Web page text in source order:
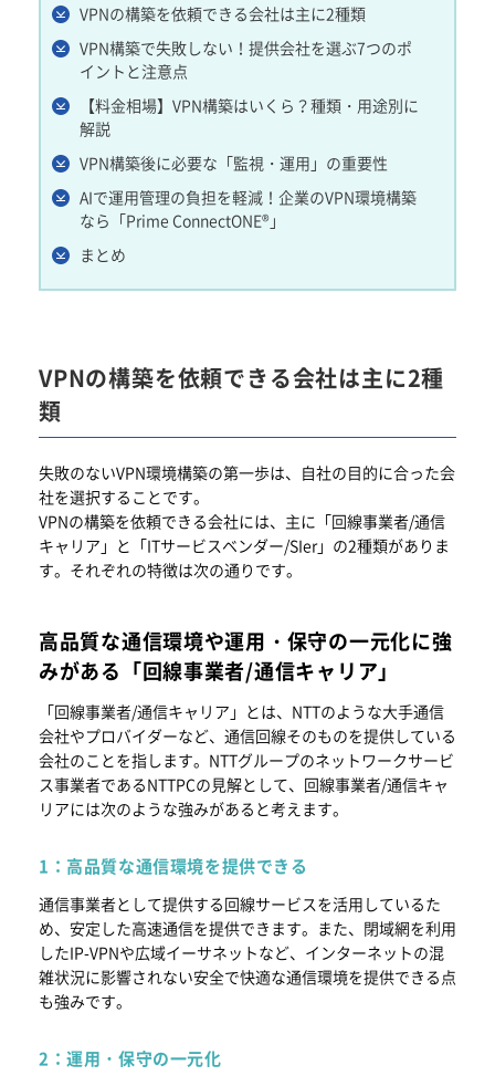
VPNの構築を依頼できる会社は主に2種類
VPN構築で失敗しない！提供会社を選ぶ7つのポ
イントと注意点
【料金相場】VPN構築はいくら？種類・用途別に
解説
VPN構築後に必要な「監視・運用」の重要性
AIで運用管理の負担を軽減！企業のVPN環境構築
なら「Prime ConnectONE®」
まとめ
VPNの構築を依頼できる会社は主に2種
類
失敗のないVPN環境構築の第一歩は、自社の目的に合った会
社を選択することです。
VPNの構築を依頼できる会社には、主に「回線事業者/通信
キャリア」と「ITサービスベンダー/SIer」の2種類がありま
す。それぞれの特徴は次の通りです。
高品質な通信環境や運用・保守の一元化に強
みがある「回線事業者/通信キャリア」
「回線事業者/通信キャリア」とは、NTTのような大手通信
会社やプロバイダーなど、通信回線そのものを提供している
会社のことを指します。NTTグループのネットワークサービ
ス事業者であるNTTPCの見解として、回線事業者/通信キャ
リアには次のような強みがあると考えます。
1：高品質な通信環境を提供できる
通信事業者として提供する回線サービスを活用しているた
め、安定した高速通信を提供できます。また、閉域網を利用
したIP-VPNや広域イーサネットなど、インターネットの混
雑状況に影響されない安全で快適な通信環境を提供できる点
も強みです。
2：運用・保守の一元化